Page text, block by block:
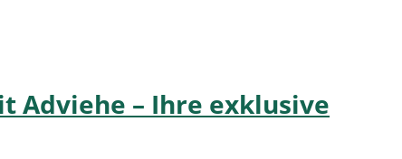
Adviehe – Ihre exklusive